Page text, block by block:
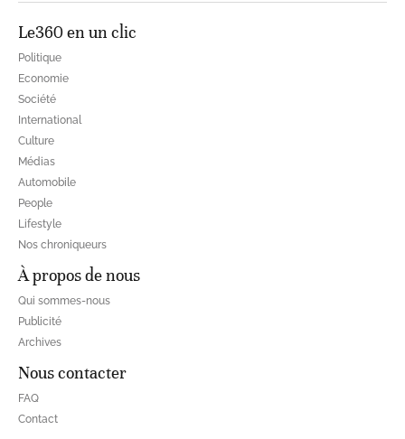
Le360 en un clic
Politique
Economie
Société
International
Culture
Médias
Automobile
People
Lifestyle
Nos chroniqueurs
À propos de nous
Qui sommes-nous
Publicité
Archives
Nous contacter
FAQ
Contact